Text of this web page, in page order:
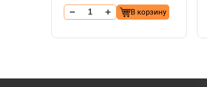
В корзину